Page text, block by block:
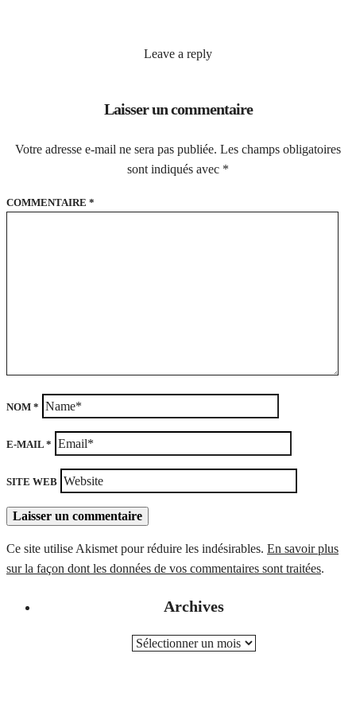
Leave a reply
Laisser un commentaire
Votre adresse e-mail ne sera pas publiée. Les champs obligatoires
sont indiqués avec *
COMMENTAIRE *
NOM *
E-MAIL *
SITE WEB
Ce site utilise Akismet pour réduire les indésirables. En savoir plus
sur la façon dont les données de vos commentaires sont traitées.
Archives
ARCHIVES